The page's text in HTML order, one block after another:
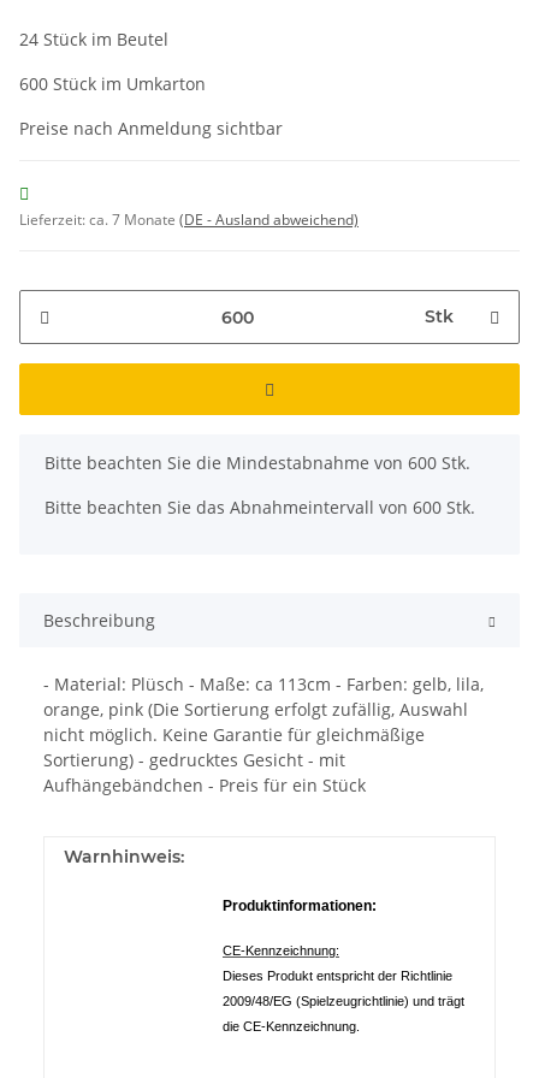
24 Stück im Beutel
600 Stück im Umkarton
Preise nach Anmeldung sichtbar
Lieferzeit:ca. 7 Monate (DE - Ausland abweichend)
Stk
x
Bitte beachten Sie die Mindestabnahme von 600 Stk.
Bitte beachten Sie das Abnahmeintervall von 600 Stk.
Beschreibung
- Material: Plüsch - Maße: ca 113cm - Farben: gelb, lila,
orange, pink (Die Sortierung erfolgt zufällig, Auswahl
nicht möglich. Keine Garantie für gleichmäßige
Sortierung) - gedrucktes Gesicht - mit
Aufhängebändchen - Preis für ein Stück
Warnhinweis:
Produktinformationen:
CE-Kennzeichnung:
Dieses Produkt entspricht der Richtlinie
2009/48/EG (Spielzeugrichtlinie) und trägt
die CE-Kennzeichnung.